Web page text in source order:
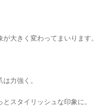
大きく変わってまいります。
力強く。
スタイリッシュな印象に。